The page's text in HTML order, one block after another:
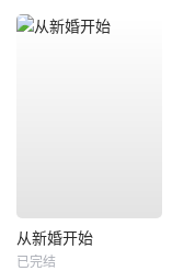
从新婚开始
已完结